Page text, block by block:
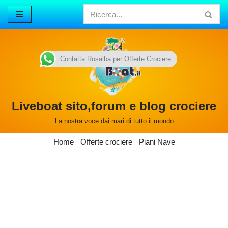
Vai
Liveboat sito,forum e blog crociere
La nostra voce dai mari di tutto il mondo
Home Offerte crociere Piani Nave
Contatta Rosalba per Offerte Crociere